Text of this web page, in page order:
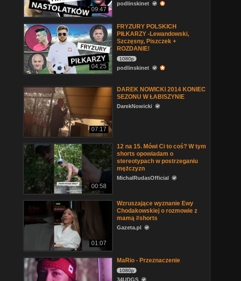
09:47
podlinskinet
04:25
FRYZURY POLSKICH
PIŁKARZY -Lewandowski,
Szczęsny, Piszczek +
ROZDANIE!
1080p
podlinskinet
07:17
DAREK NOWICKI 2014 KONIEC
SEZONU W ŁABISZYNIE
DarekNowicki
00:58
12 na 15. Mówi Ci to coś? W tym
shorts opowiadam o
stereotypach w postrzeganiu
mężczyzn
MichalRudasOfficial
01:07
Wzruszające wyznanie Ewy
Chodakowskiej o rozmowie z
mamą #shorts
Gazeta.pl
MaRio - Przeznaczenie
1080p
34UDGS